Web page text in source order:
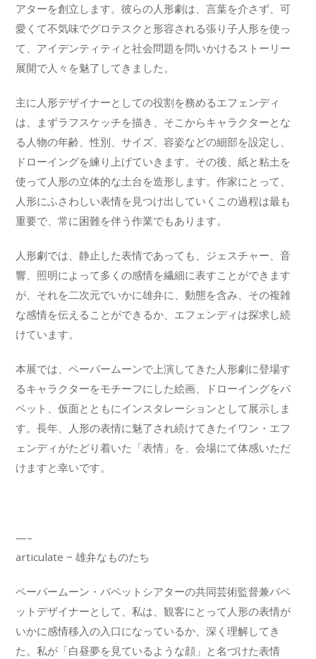
アターを創立します。彼らの人形劇は、言葉を介さず、可
愛くて不気味でグロテスクと形容される張り子人形を使っ
て、アイデンティティと社会問題を問いかけるストーリー
展開で人々を魅了してきました。
主に人形デザイナーとしての役割を務めるエフェンディ
は、まずラフスケッチを描き、そこからキャラクターとな
る人物の年齢、性別、サイズ、容姿などの細部を設定し、
ドローイングを練り上げていきます。その後、紙と粘土を
使って人形の立体的な土台を造形します。作家にとって、
人形にふさわしい表情を見つけ出していくこの過程は最も
重要で、常に困難を伴う作業でもあります。
人形劇では、静止した表情であっても、ジェスチャー、音
響、照明によって多くの感情を繊細に表すことができます
が、それを二次元でいかに雄弁に、動態を含み、その複雑
な感情を伝えることができるか、エフェンディは探求し続
けています。
本展では、ペーパームーンで上演してきた人形劇に登場す
るキャラクターをモチーフにした絵画、ドローイングをパ
ペット、仮面とともにインスタレーションとして展示しま
す。長年、人形の表情に魅了され続けてきたイワン・エフ
ェンディがたどり着いた「表情」を、会場にて体感いただ
けますと幸いです。
—–
articulate − 雄弁なものたち
ペーパームーン・パペットシアターの共同芸術監督兼パペ
ットデザイナーとして、私は、観客にとって人形の表情が
いかに感情移入の入口になっているか、深く理解してき
た。私が「白昼夢を見ているような顔」と名づけた表情